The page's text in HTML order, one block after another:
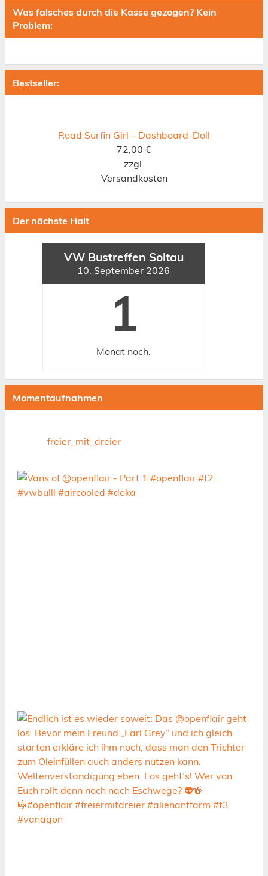
Was falsches durch die Kasse gezogen? Kein
Problem:
Bestseller:
Road Surfin Girl – Dashboard-Doll
72,00 €
zzgl.
Versandkosten
Der nächste Halt
VW Bustreffen Soltau
10. September 2026
1
Monat noch.
Momentaufnahmen
freier_mit_dreier